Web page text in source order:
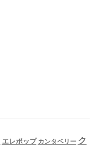
エレポップ カンタベリー ク